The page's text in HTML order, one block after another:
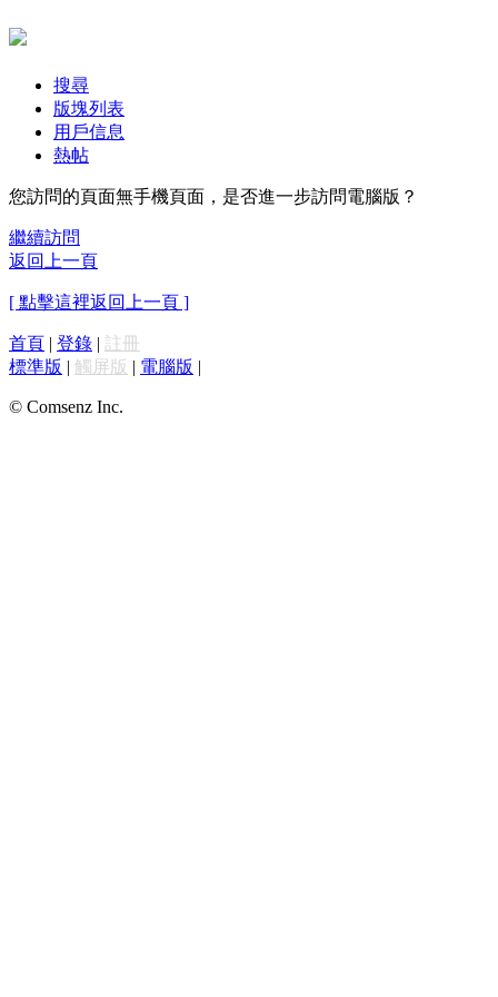
搜尋
版塊列表
用戶信息
熱帖
您訪問的頁面無手機頁面，是否進一步訪問電腦版？
繼續訪問
返回上一頁
[ 點擊這裡返回上一頁 ]
首頁 | 登錄 | 註冊
標準版 | 觸屏版 | 電腦版 |
© Comsenz Inc.